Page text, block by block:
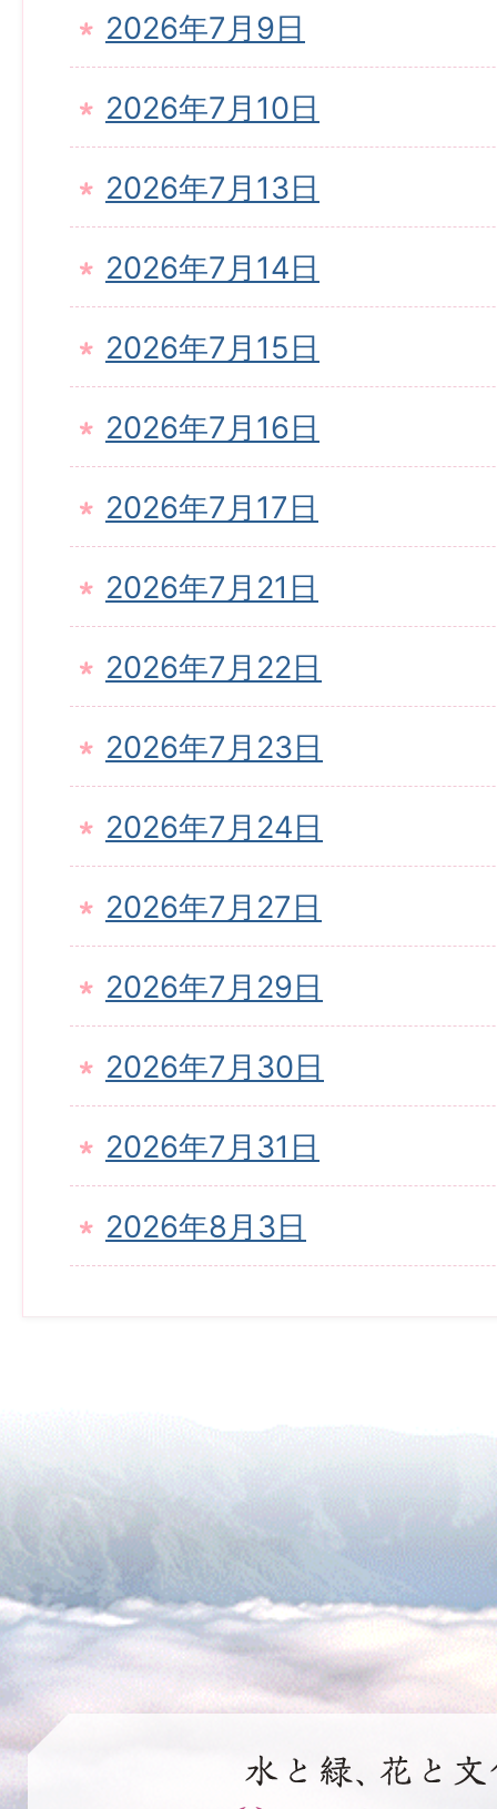
2026年7月9日
2026年7月10日
2026年7月13日
2026年7月14日
2026年7月15日
2026年7月16日
2026年7月17日
2026年7月21日
2026年7月22日
2026年7月23日
2026年7月24日
2026年7月27日
2026年7月29日
2026年7月30日
2026年7月31日
2026年8月3日
水